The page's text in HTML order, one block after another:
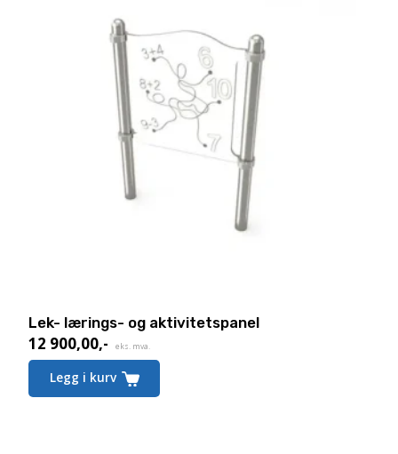
Lek- lærings- og aktivitetspanel
12 900,00,- eks. mva.
Legg i kurv